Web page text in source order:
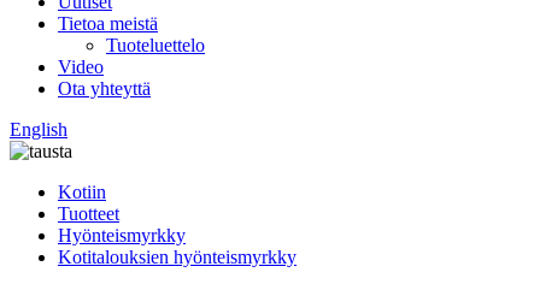
Tietoa meistä
Tuoteluettelo
Video
Ota yhteyttä
English
Kotiin
Tuotteet
Hyönteismyrkky
Kotitalouksien hyönteismyrkky